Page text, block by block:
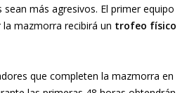
más agresivos. El primer equipo
mazmorra recibirá un trofeo físico
que completen la mazmorra en